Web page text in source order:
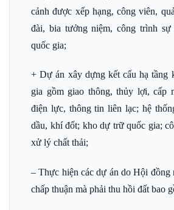
cảnh được xếp hạng, công viên,
đài, bia tưởng niệm, công trình sự
quốc gia;
+ Dự án xây dựng kết cấu hạ tầng
gia gồm giao thông, thủy lợi, cấp
điện lực, thông tin liên lạc; hệ
dầu, khí đốt; kho dự trữ quốc gia;
xử lý chất thải;
– Thực hiện các dự án do Hội đồng
chấp thuận mà phải thu hồi đất bao